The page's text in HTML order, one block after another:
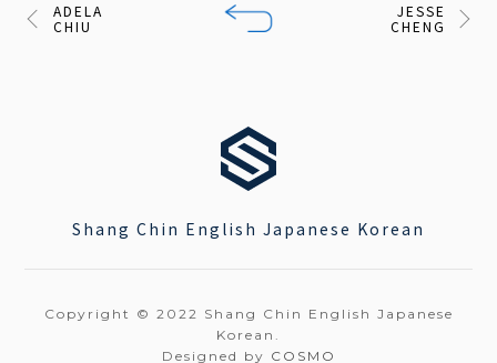
ADELA
CHIU
JESSE
CHENG
Shang Chin English Japanese Korean
Copyright © 2022 Shang Chin English Japanese
Korean.
Designed by COSMO